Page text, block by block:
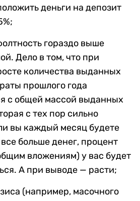
деньги на депозит
гораздо выше
Дело в том, что при
количества выданных
прошлого года
с общей массой выданных
с тех пор сильно
вы каждый месяц будете
больше денег, процент
вложениям) у вас будет
А при выводе — расти;
(например, масочного